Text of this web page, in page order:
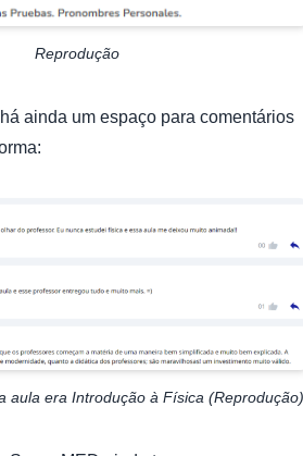
Reprodução
ainda um espaço para comentários
aula era Introdução à Física (Reprodução)